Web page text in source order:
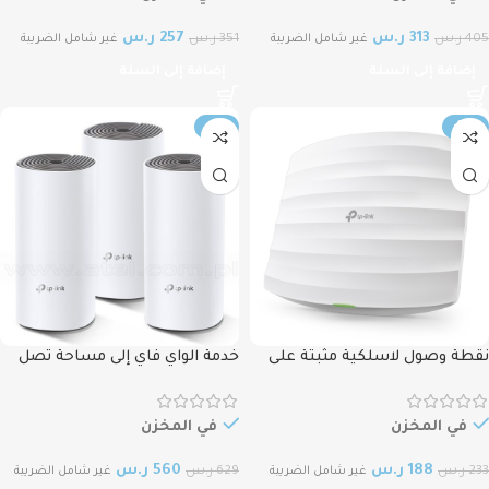
405 ر.س 313 ر.س غير شامل الضريبة 351 ر.س 257 ر.س غير شامل الضريبة
-19%
نقطة وصول لاسلكية مثبتة على
Wireless N Ceiling Mount Access
Pointفي المخزن
233 ر.س 188 ر.س غير شامل الضريبة
-11%
خدمة الواي فاي إلى مساحة تصل
S7 (3-pack) AC1200 Whole Home
Mesh Wi-Fi System
في المخزن
629 ر.س 560 ر.س غير شامل الضريبة